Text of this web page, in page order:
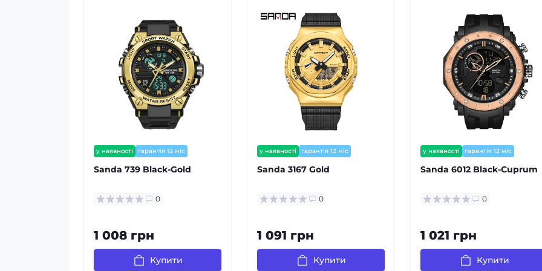
у наявності гарантія 12 міс
Sanda 739 Black-Gold
0
1 008 грн
Купити
у наявності гарантія 12 міс
Sanda 3167 Gold
0
1 091 грн
Купити
у наявності гарантія 12 міс
Sanda 6012 Black-Cuprum
0
1 021 грн
Купити